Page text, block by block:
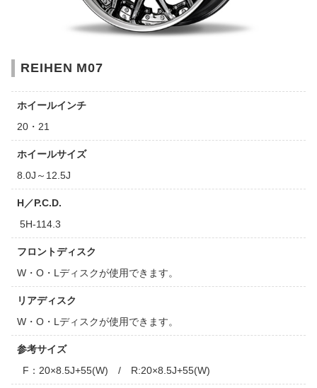
REIHEN M07
ホイールインチ
20・21
ホイールサイズ
8.0J～12.5J
H／P.C.D.
5H-114.3
フロントディスク
W・O・Lディスクが使用できます。
リアディスク
W・O・Lディスクが使用できます。
参考サイズ
F：20×8.5J+55(W) / R:20×8.5J+55(W)